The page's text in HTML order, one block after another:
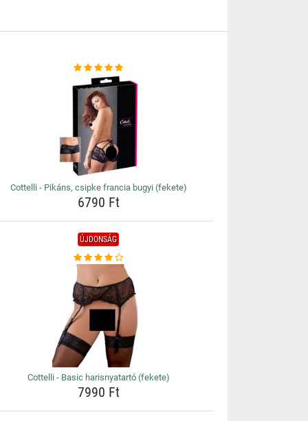
Cottelli - Pikáns, csipke francia bugyi (fekete)
6790 Ft
ÚJDONSÁG
Cottelli - Basic harisnyatartó (fekete)
7990 Ft